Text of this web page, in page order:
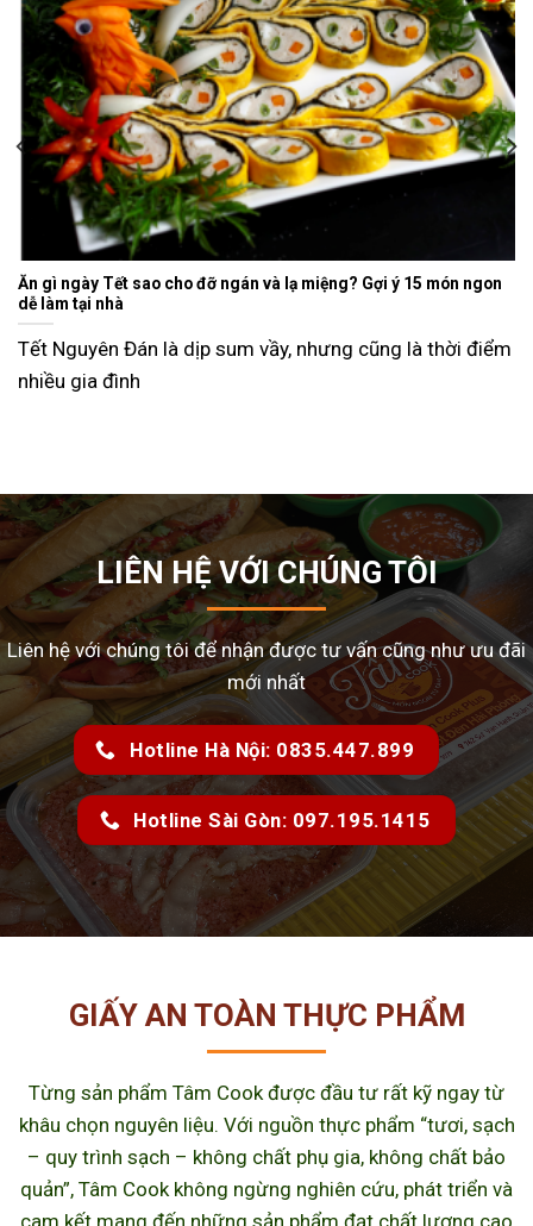
Ăn gì ngày Tết sao cho đỡ ngán và lạ miệng? Gợi ý 15 món ngon
dễ làm tại nhà
Tết Nguyên Đán là dịp sum vầy, nhưng cũng là thời điểm
nhiều gia đình
LIÊN HỆ VỚI CHÚNG TÔI
Liên hệ với chúng tôi để nhận được tư vấn cũng như ưu đãi
mới nhất
Hotline Hà Nội: 0835.447.899
Hotline Sài Gòn: 097.195.1415
GIẤY AN TOÀN THỰC PHẨM
Từng sản phẩm Tâm Cook được đầu tư rất kỹ ngay từ
khâu chọn nguyên liệu. Với nguồn thực phẩm “tươi, sạch
– quy trình sạch – không chất phụ gia, không chất bảo
quản”, Tâm Cook không ngừng nghiên cứu, phát triển và
cam kết mang đến những sản phẩm đạt chất lượng cao